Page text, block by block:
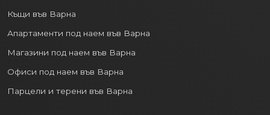
Къщи във Варна
Апартаменти под наем във Варна
Магазини под наем във Варна
Офиси под наем във Варна
Парцели и терени във Варна